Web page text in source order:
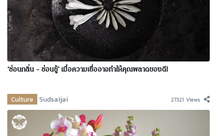
‘ซ่อนกลิ่น – ซ่อนชู้’ เมื่อความเชื่ออาจทำให้คุณพลาดของดี!
Culture Sudsaijai 27321 Views